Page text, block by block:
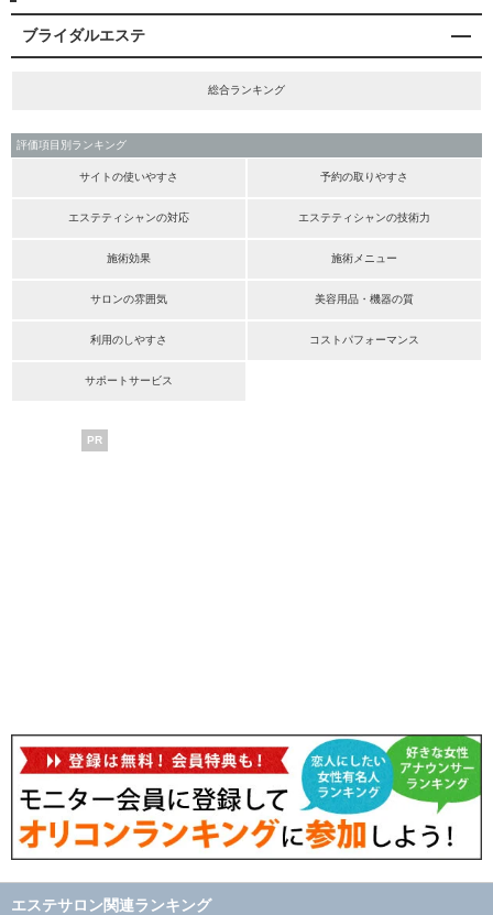
ブライダルエステ
総合ランキング
評価項目別ランキング
サイトの使いやすさ 予約の取りやすさ
エステティシャンの対応 エステティシャンの技術力
施術効果 施術メニュー
サロンの雰囲気 美容用品・機器の質
利用のしやすさ コストパフォーマンス
サポートサービス
PR
エステサロン関連ランキング